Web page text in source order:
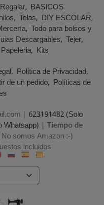
BASICOS
Telas DIY ESCOLAR
Todo para bolsos y
Descargables Tejer
Papeleria Kits
Política de Privacidad
de un pedido Políticas de
| 623191482 (Solo
Whatsapp) | Tiempo de
somos Amazon :-)
incluidos